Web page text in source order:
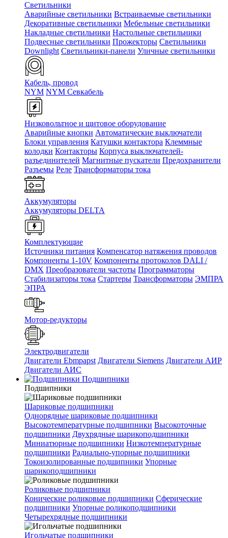
Светильники
Аварийные светильники Встраиваемые светильники
Декоративные светильники Мебельные светильники
Накладные светильники Настольные светильники
Подвесные светильники Прожекторы Светильники
Downlight Светильники-панели Уличные светильники
Кабель, провод
NYM NYM Севкабель
Низковольтное и щитовое оборудование
Аварийные кнопки Автоматические выключатели
Блоки управления Катушки контактора Клеммные
колодки Контакторы Корпуса выключателей-
разъединителей Магнитные пускатели Предохранители
Разъемы Реле Трансформаторы тока
Аккумуляторы
Аккумуляторы DELTA
Комплектующие
Источники питания Компенсатор натяжения проводов
Компоненты 1-10V Компоненты протоколов DALI /
DMX Преобразователи частоты Программаторы
Стабилизаторы тока Стартеры Трансформаторы ЭМПРА
ЭПРА
Мотор-редукторы
Электродвигатели
Двигатели Ebmpapst Двигатели Siemens Двигатели АИР
Двигатели АИС
Подшипники
Подшипники
Шариковые подшипники
Однорядные шариковые подшипники
Высокотемпературные подшипники Высокоточные
подшипники Двухрядные шарикоподшипники
Миниатюрные подшипники Низкотемпературные
подшипники Радиально-упорные подшипники
Токоизолированные подшипники Упорные
шарикоподшипники
Роликовые подшипники
Конические роликовые подшипники Сферические
подшипники Упорные роликоподшипники
Четырехрядные подшипники
Игольчатые подшипники